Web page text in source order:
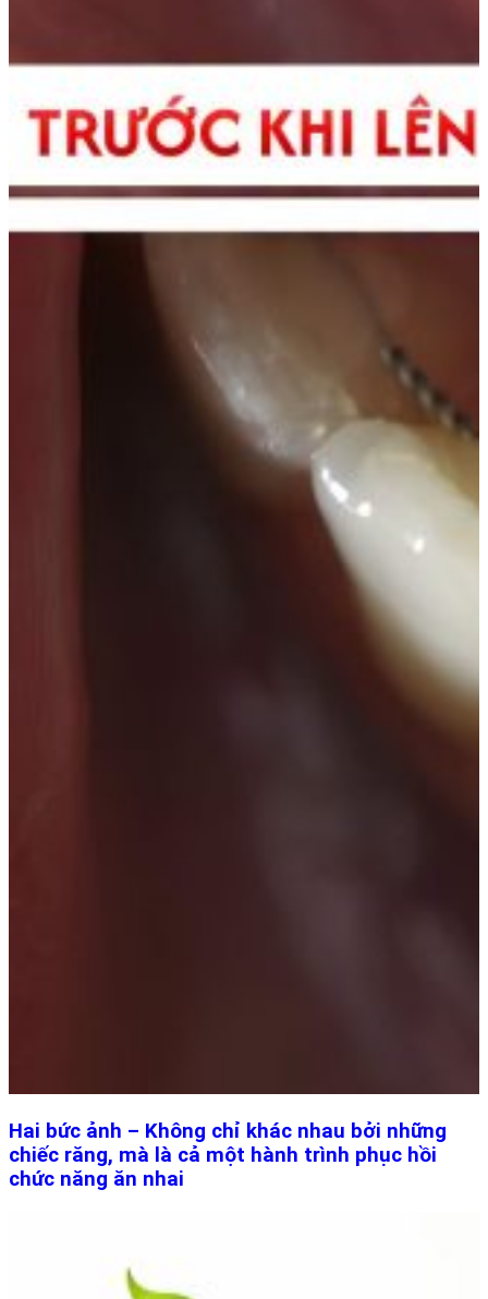
Hai bức ảnh – Không chỉ khác nhau bởi những
chiếc răng, mà là cả một hành trình phục hồi
chức năng ăn nhai